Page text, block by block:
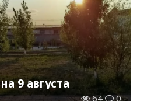
9 августа
64 0